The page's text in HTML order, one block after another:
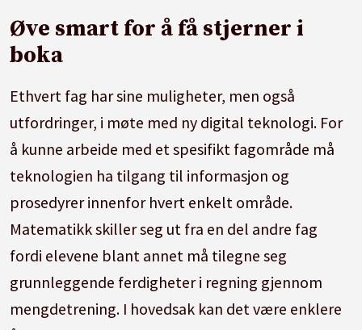
Øve smart for å få stjerner i
boka
Ethvert fag har sine muligheter, men også
utfordringer, i møte med ny digital teknologi. For
å kunne arbeide med et spesifikt fagområde må
teknologien ha tilgang til informasjon og
prosedyrer innenfor hvert enkelt område.
Matematikk skiller seg ut fra en del andre fag
fordi elevene blant annet må tilegne seg
grunnleggende ferdigheter i regning gjennom
mengdetrening. I hovedsak kan det være enklere